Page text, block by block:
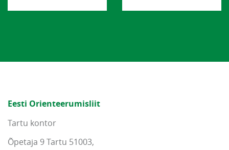
Eesti Orienteerumisliit
Tartu kontor
Õpetaja 9 Tartu 51003,